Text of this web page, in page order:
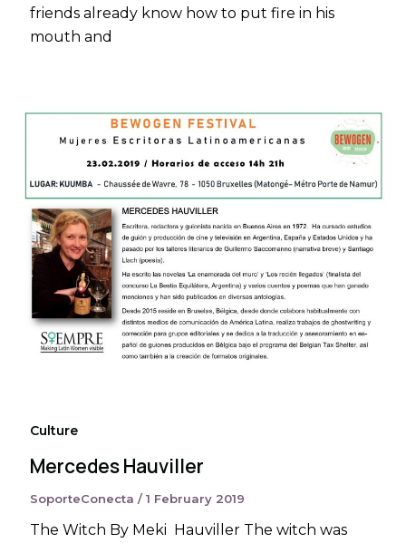
friends already know how to put fire in his
mouth and
Culture
Mercedes Hauviller
SoporteConecta /1 February 2019
The Witch By Meki Hauviller The witch was